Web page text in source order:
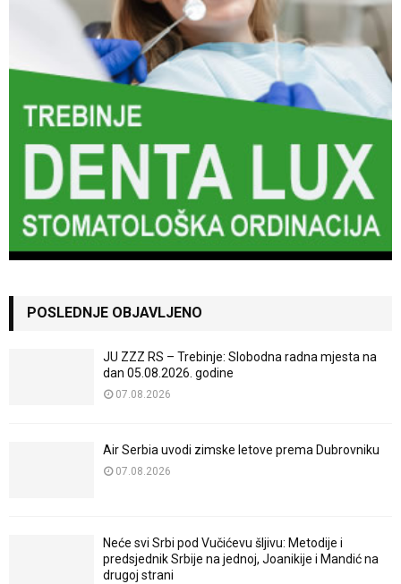
POSLEDNJE OBJAVLJENO
JU ZZZ RS – Trebinje: Slobodna radna mjesta na
dan 05.08.2026. godine
07.08.2026
Air Serbia uvodi zimske letove prema Dubrovniku
07.08.2026
Neće svi Srbi pod Vučićevu šljivu: Metodije i
predsjednik Srbije na jednoj, Joanikije i Mandić na
drugoj strani